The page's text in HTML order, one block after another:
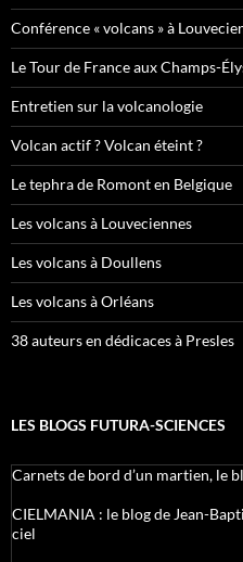
Conférence « volcans » à
Le Tour de France aux Champs-
Entretien sur la volcanologie
Volcan actif ? Volcan éteint ?
Le tephra de Romont en Belgique
Les volcans à Louveciennes
Les volcans à Doullens
Les volcans à Orléans
38 auteurs en dédicaces à Presles
LES BLOGS FUTURA-SCIENCES
Carnets de bord d’un martien, le
CIELMANIA : le blog de Jean-
ciel